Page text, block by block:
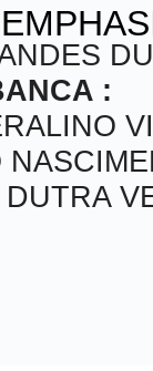
: